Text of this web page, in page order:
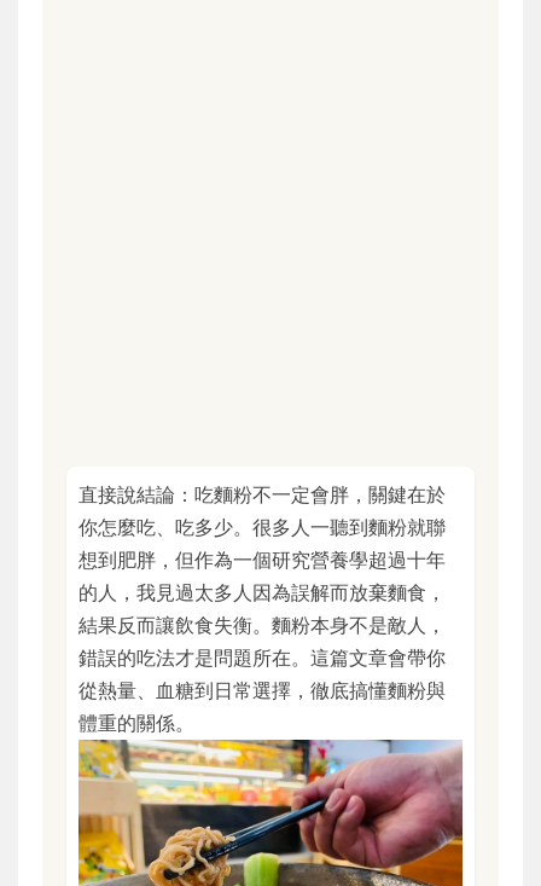
直接說結論：吃麵粉不一定會胖，關鍵在於
你怎麼吃、吃多少。很多人一聽到麵粉就聯
想到肥胖，但作為一個研究營養學超過十年
的人，我見過太多人因為誤解而放棄麵食，
結果反而讓飲食失衡。麵粉本身不是敵人，
錯誤的吃法才是問題所在。這篇文章會帶你
從熱量、血糖到日常選擇，徹底搞懂麵粉與
體重的關係。